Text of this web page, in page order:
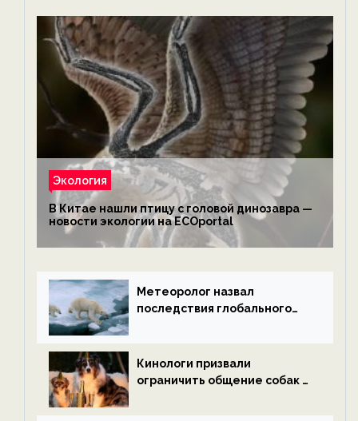
Экология
В Китае нашли птицу с головой динозавра —
новости экологии на ECOportal
Метеоролог назвал
последствия глобального
ECOportal
Кинологи призвали
ограничить общение собак с